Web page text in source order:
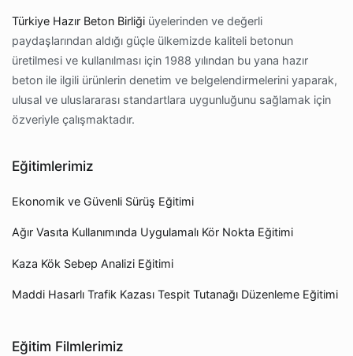
Türkiye Hazır Beton Birliği üyelerinden ve değerli
paydaşlarından aldığı güçle ülkemizde kaliteli betonun
üretilmesi ve kullanılması için 1988 yılından bu yana hazır
beton ile ilgili ürünlerin denetim ve belgelendirmelerini yaparak,
ulusal ve uluslararası standartlara uygunluğunu sağlamak için
özveriyle çalışmaktadır.
Eğitimlerimiz
Ekonomik ve Güvenli Sürüş Eğitimi
Ağır Vasıta Kullanımında Uygulamalı Kör Nokta Eğitimi
Kaza Kök Sebep Analizi Eğitimi
Maddi Hasarlı Trafik Kazası Tespit Tutanağı Düzenleme Eğitimi
Eğitim Filmlerimiz